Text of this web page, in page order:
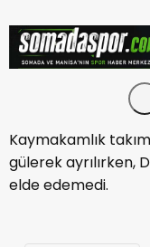
Kaymakamlık
gülerek ayrılırken,
elde edemedi.